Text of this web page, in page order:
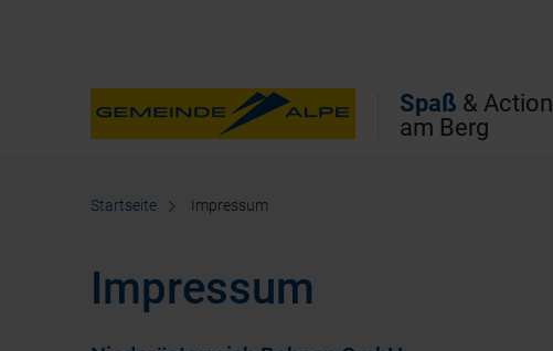
Spaß & Action
am Berg
Startseite Impressum
Impressum